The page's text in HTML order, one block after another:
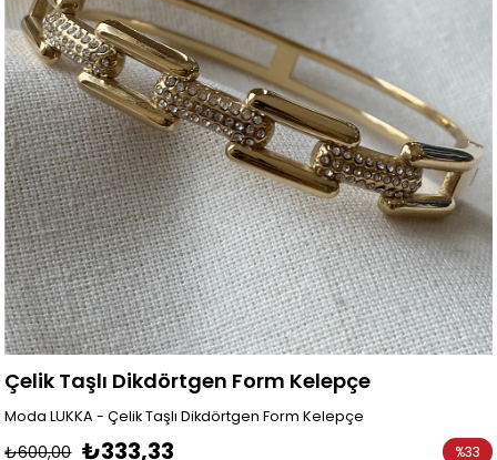
Çelik Taşlı Dikdörtgen Form Kelepçe
Moda LUKKA - Çelik Taşlı Dikdörtgen Form Kelepçe
₺600,00 ₺333,33 %33